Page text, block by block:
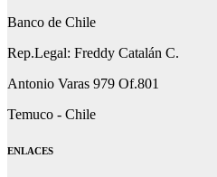
Banco de Chile
Rep.Legal: Freddy Catalán C.
Antonio Varas 979 Of.801
Temuco - Chile
ENLACES